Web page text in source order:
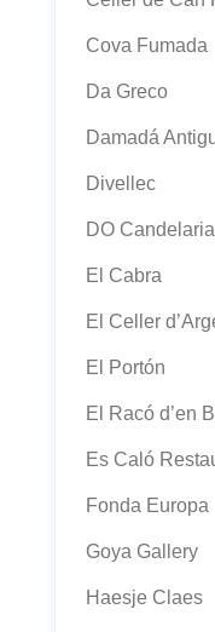
Cova Fumada
Da Greco
Damadá
Divellec
DO Candelaria
El Cabra
El Celler
El Portón
El Racó d’en
Es Caló
Fonda Europa
Goya Gallery
Haesje Claes